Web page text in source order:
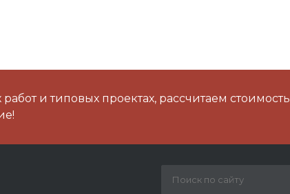
и типовых проектах, рассчитаем стоимость